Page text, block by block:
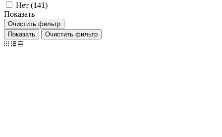
Нет (141)
Показать
Очистить фильтр
Очистить фильтр